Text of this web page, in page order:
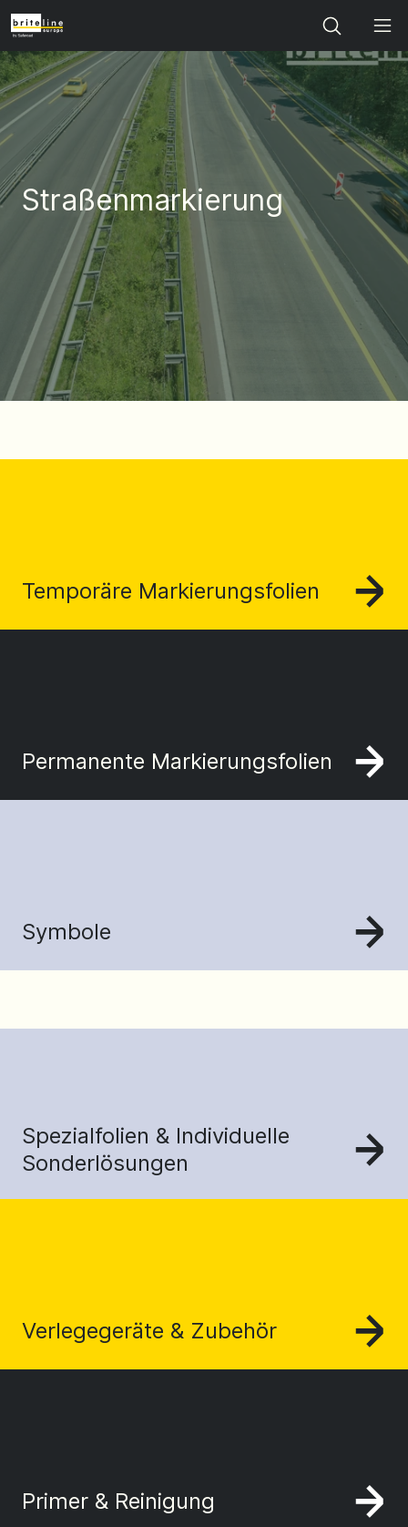
Search
Straßenmarkierung
Temporäre Markierungsfolien
Permanente Markierungsfolien
Symbole
Spezialfolien & Individuelle
Sonderlösungen
Verlegegeräte & Zubehör
Primer & Reinigung